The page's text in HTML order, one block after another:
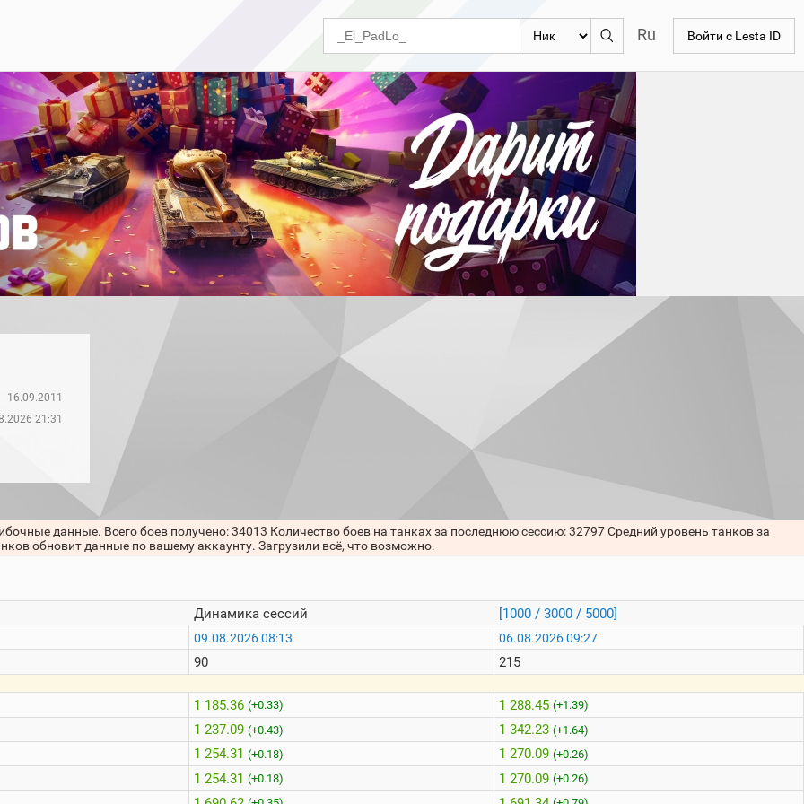
Ru Войти с Lesta ID
16.09.2011
21:31
данные. Всего боев получено: 34013 Количество боев на танках за последнюю сессию: 32797 Средний уровень танков за
обновит данные по вашему аккаунту. Загрузили всё, что возможно.
Динамика сессий
09.08.2026 08:13
90
1 185.36 (+0.33)
1 237.09 (+0.43)
1 254.31 (+0.18)
1 254.31 (+0.18)
[1000 / 3000 / 5000]
06.08.2026 09:27
215
1 288.45 (+1.39)
1 342.23 (+1.64)
1 270.09 (+0.26)
1 270.09 (+0.26)